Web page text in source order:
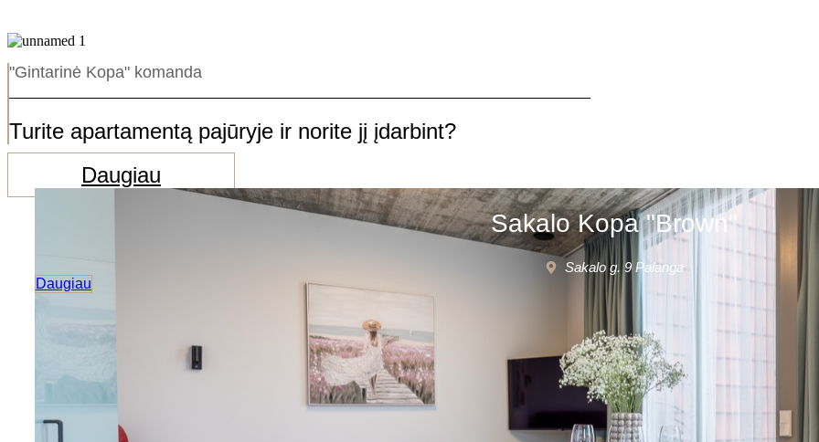
"Gintarinė Kopa" komanda
Turite apartamentą pajūryje ir norite jį įdarbint?
Daugiau
Sakalo Kopa "Brown"
Sakalo g. 9 Palanga
Daugiau